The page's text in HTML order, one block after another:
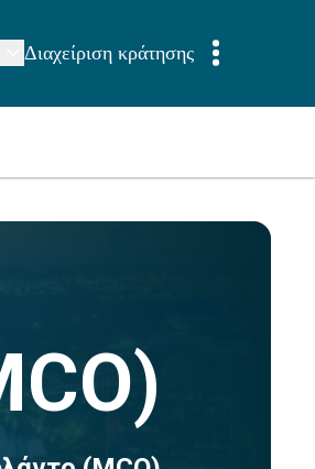
Διαχείριση κράτησης